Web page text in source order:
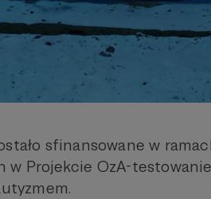
sfinansowane w
w Projekcie OzA-